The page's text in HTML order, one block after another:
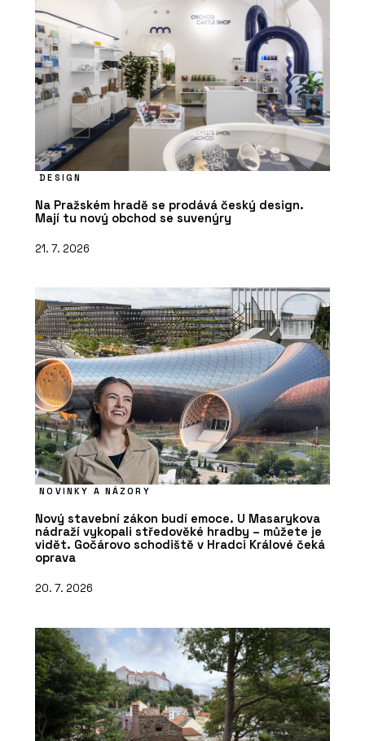
DESIGN
Na Pražském hradě se prodává český design.
Mají tu nový obchod se suvenýry
21. 7. 2026
NOVINKY A NÁZORY
Nový stavební zákon budí emoce. U Masarykova
nádraží vykopali středověké hradby – můžete je
vidět. Gočárovo schodiště v Hradci Králové čeká
oprava
20. 7. 2026